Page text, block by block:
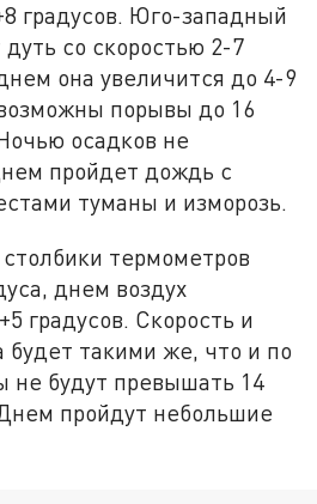
градусов. Юго-западный
со скоростью 2-7
она увеличится до 4-9
порывы до 16
осадков не
пройдет дождь с
туманы и изморозь.
термометров
днем воздух
градусов. Скорость и
будет такими же, что и по
не будут превышать 14
пройдут небольшие